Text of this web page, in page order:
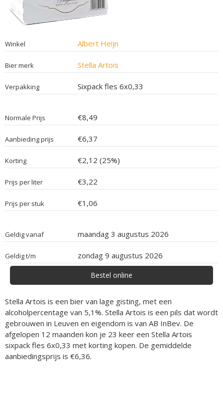
Winkel Albert Heijn
Bier merk Stella Artois
Verpakking Sixpack fles 6x0,33
Normale Prijs €8,49
Aanbieding prijs €6,37
Korting €2,12 (25%)
Prijs per liter €3,22
Prijs per stuk €1,06
Geldig vanaf maandag 3 augustus 2026
Geldig t/m zondag 9 augustus 2026
Bestel online
Stella Artois is een bier van lage gisting, met een
alcoholpercentage van 5,1%. Stella Artois is een pils dat wordt
gebrouwen in Leuven en eigendom is van AB InBev. De
afgelopen 12 maanden kon je 23 keer een Stella Artois
sixpack fles 6x0,33 met korting kopen. De gemiddelde
aanbiedingsprijs is €6,36.